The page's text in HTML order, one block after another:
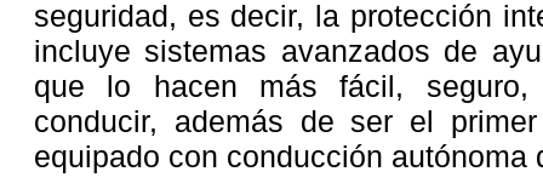
seguridad, es decir, la protección
incluye sistemas avanzados de
que lo hacen más fácil,
conducir, además de ser el
equipado con conducción autónoma